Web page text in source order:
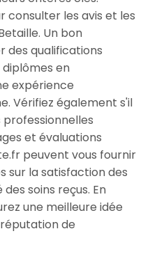
consulter les avis et les
Un bon
des qualifications
en
expérience
Vérifiez également s'il
et évaluations
peuvent vous fournir
sur la satisfaction des
soins reçus. En
une meilleure idée
de